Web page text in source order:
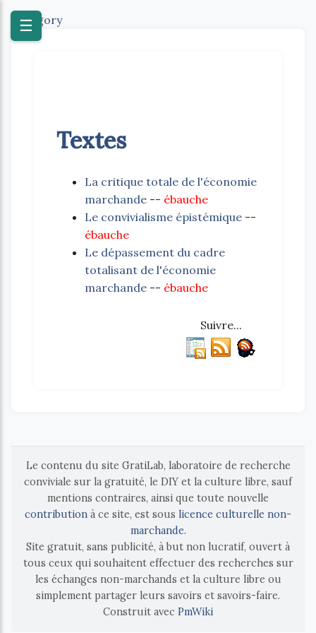
☰
Category
Textes
La critique totale de l'économie
marchande -- ébauche
Le convivialisme épistémique --
ébauche
Le dépassement du cadre
totalisant de l'économie
marchande -- ébauche
Suivre...
Le contenu du site GratiLab, laboratoire de recherche
conviviale sur la gratuité, le DIY et la culture libre, sauf
mentions contraires, ainsi que toute nouvelle
contribution à ce site, est sous licence culturelle non-
marchande.
Site gratuit, sans publicité, à but non lucratif, ouvert à
tous ceux qui souhaitent effectuer des recherches sur
les échanges non-marchands et la culture libre ou
simplement partager leurs savoirs et savoirs-faire.
Construit avec PmWiki